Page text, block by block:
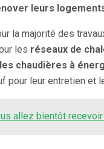
leurs
la majorité des
les réseaux de
les chaudières à
pour leur entretien et
allez bientôt